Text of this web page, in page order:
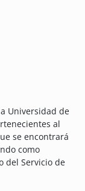
Universidad de
al
se encontrará
como
del Servicio de